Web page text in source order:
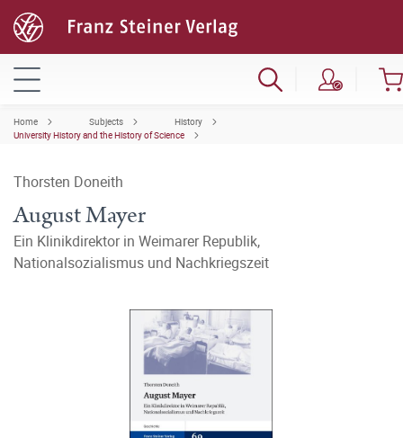
Home Subjects
History
University History and the History of Science
Thorsten Doneith
August Mayer
Ein Klinikdirektor in Weimarer Republik,
Nationalsozialismus und Nachkriegszeit